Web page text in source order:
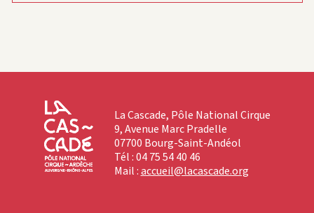
La Cascade, Pôle National Cirque
9, Avenue Marc Pradelle
07700 Bourg-Saint-Andéol
Tél : 04 75 54 40 46
Mail :accueil@lacascade.org